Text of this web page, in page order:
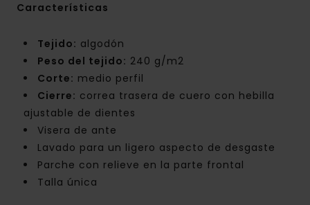
Características
Tejido: algodón
Peso del tejido: 240 g/m2
Corte: medio perfil
Cierre: correa trasera de cuero con hebilla
ajustable de dientes
Visera de ante
Lavado para un ligero aspecto de desgaste
Parche con relieve en la parte frontal
Talla única